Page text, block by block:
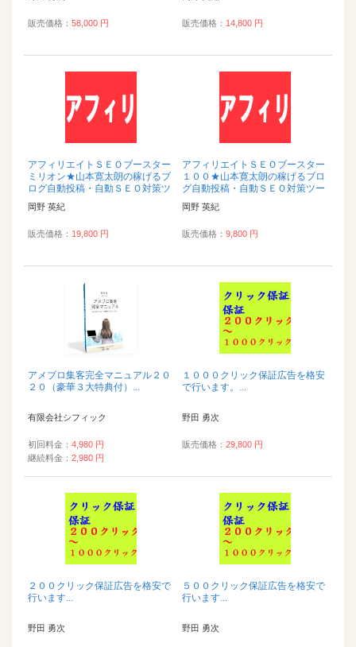
販売価格： 58,000 円 販売価格： 14,800 円
アフィリエイトＳＥＯブースター
ミリオン★山本寛太朗の稼げるブ
ログ自動投稿・自動ＳＥＯ対策ツ
ール...
岡野 英紀
販売価格： 19,800 円
アフィリエイトＳＥＯブースター
１００★山本寛太朗の稼げるブロ
グ自動投稿・自動ＳＥＯ対策ツー
ル...
岡野 英紀
販売価格： 9,800 円
アメブロ集客完全マニュアル２０
２０（豪華３大特典付）...
有限会社シフィック
初回料金： 4,980 円
継続料金： 2,980 円
１０００クリック保証広告を格安
で行います。...
野田 勇次
販売価格： 29,800 円
２００クリック保証広告を格安で
行います...
野田 勇次
５００クリック保証広告を格安で
行います...
野田 勇次